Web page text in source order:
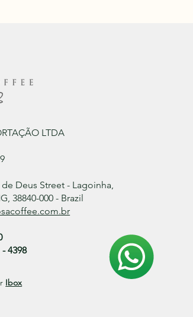
LTDA
Deus Street - Lagoinha,
38840-000 - Brazil
4398
Ibox